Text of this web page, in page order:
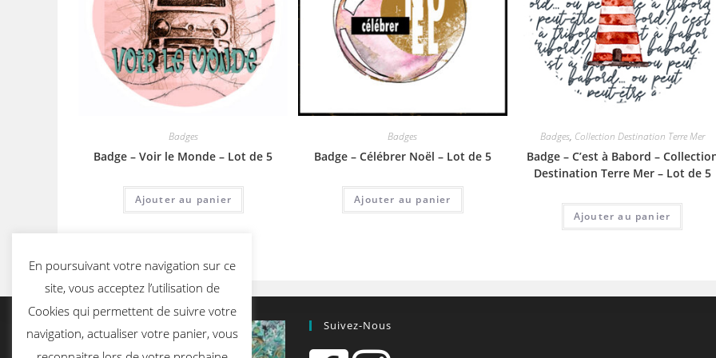
Badges
Badge – Voir le Monde – Lot de 5
Ajouter au panier
Badges
Badge – Célébrer Noël – Lot de 5
Ajouter au panier
Badges, Collection Destination Terre Mer
Badge – C’est à Babord –
Destination Terre Mer – Lot de 5
Ajouter au panier
Suivez-Nous
En poursuivant votre navigation sur ce
site, vous acceptez l’utilisation de
Cookies qui permettent de suivre votre
navigation, actualiser votre panier, vous